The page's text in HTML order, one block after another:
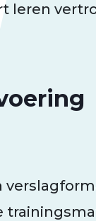
leren